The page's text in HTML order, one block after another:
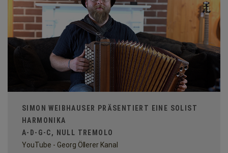
SIMON WEIBHAUSER PRÄSENTIERT EINE SOLIST
HARMONIKA
A-D-G-C, NULL TREMOLO
YouTube - Georg Öllerer Kanal